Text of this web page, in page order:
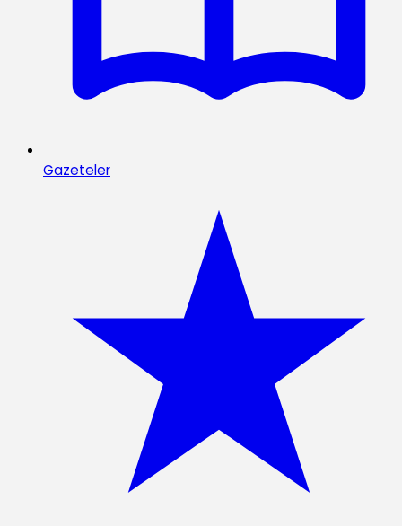
Gazeteler